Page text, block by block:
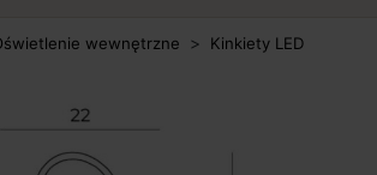
wewnętrzne Kinkiety LED